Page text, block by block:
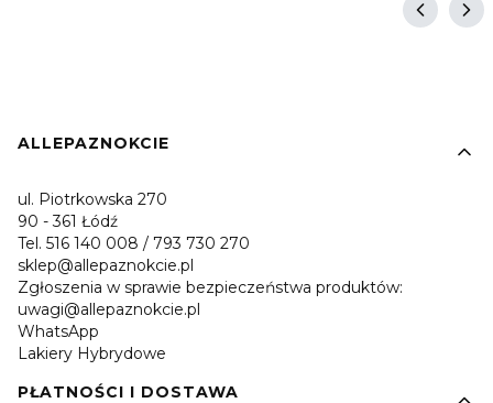
Linki w stopce
ALLEPAZNOKCIE
ul. Piotrkowska 270
90 - 361 Łódź
Tel. 516 140 008 / 793 730 270
sklep@allepaznokcie.pl
Zgłoszenia w sprawie bezpieczeństwa produktów:
uwagi@allepaznokcie.pl
WhatsApp
Lakiery Hybrydowe
PŁATNOŚCI I DOSTAWA